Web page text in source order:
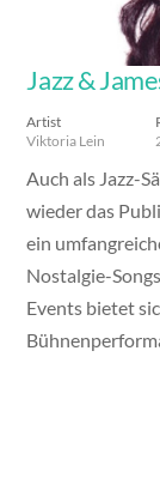
Jazz &
Artist
Viktoria Lein
Auch als Jazz-
wieder das
ein
Nostalgie-
Events bietet